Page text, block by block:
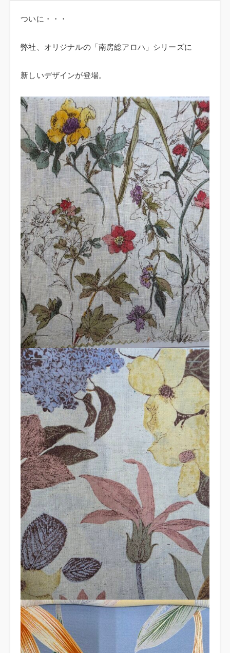
ついに・・・
弊社、オリジナルの「南房総アロハ」シリーズに
新しいデザインが登場。